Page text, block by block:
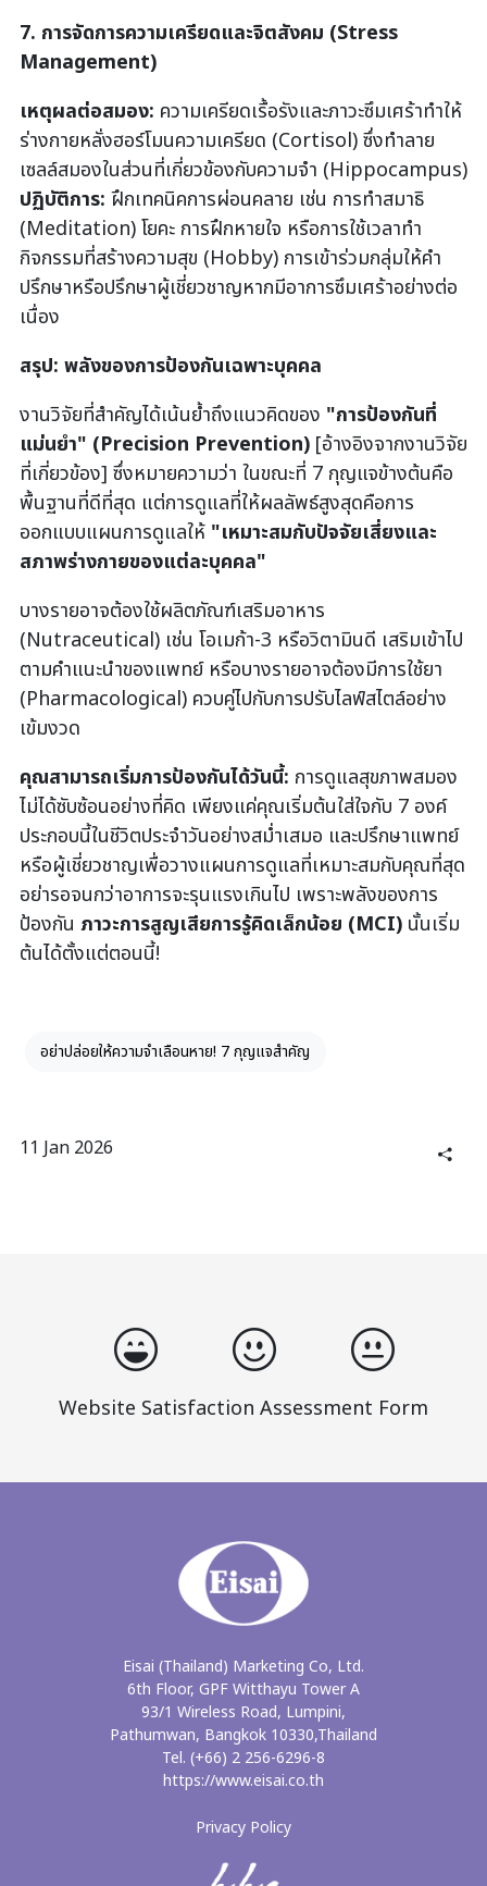
7. การจัดการความเครียดและจิตสังคม (Stress
Management)
เหตุผลต่อสมอง: ความเครียดเรื้อรังและภาวะซึมเศร้าทำให้
ร่างกายหลั่งฮอร์โมนความเครียด (Cortisol) ซึ่งทำลาย
เซลล์สมองในส่วนที่เกี่ยวข้องกับความจำ (Hippocampus)
ปฏิบัติการ: ฝึกเทคนิคการผ่อนคลาย เช่น การทำสมาธิ
(Meditation) โยคะ การฝึกหายใจ หรือการใช้เวลาทำ
กิจกรรมที่สร้างความสุข (Hobby) การเข้าร่วมกลุ่มให้คำ
ปรึกษาหรือปรึกษาผู้เชี่ยวชาญหากมีอาการซึมเศร้าอย่างต่อ
เนื่อง
สรุป: พลังของการป้องกันเฉพาะบุคคล
งานวิจัยที่สำคัญได้เน้นย้ำถึงแนวคิดของ "การป้องกันที่
แม่นยำ" (Precision Prevention) [อ้างอิงจากงานวิจัย
ที่เกี่ยวข้อง] ซึ่งหมายความว่า ในขณะที่ 7 กุญแจข้างต้นคือ
พื้นฐานที่ดีที่สุด แต่การดูแลที่ให้ผลลัพธ์สูงสุดคือการ
ออกแบบแผนการดูแลให้ "เหมาะสมกับปัจจัยเสี่ยงและ
สภาพร่างกายของแต่ละบุคคล"
บางรายอาจต้องใช้ผลิตภัณฑ์เสริมอาหาร
(Nutraceutical) เช่น โอเมก้า-3 หรือวิตามินดี เสริมเข้าไป
ตามคำแนะนำของแพทย์ หรือบางรายอาจต้องมีการใช้ยา
(Pharmacological) ควบคู่ไปกับการปรับไลฟ์สไตล์อย่าง
เข้มงวด
คุณสามารถเริ่มการป้องกันได้วันนี้: การดูแลสุขภาพสมอง
ไม่ได้ซับซ้อนอย่างที่คิด เพียงแค่คุณเริ่มต้นใส่ใจกับ 7 องค์
ประกอบนี้ในชีวิตประจำวันอย่างสม่ำเสมอ และปรึกษาแพทย์
หรือผู้เชี่ยวชาญเพื่อวางแผนการดูแลที่เหมาะสมกับคุณที่สุด
อย่ารอจนกว่าอาการจะรุนแรงเกินไป เพราะพลังของการ
ป้องกัน ภาวะการสูญเสียการรู้คิดเล็กน้อย (MCI) นั้นเริ่ม
ต้นได้ตั้งแต่ตอนนี้!
อย่าปล่อยให้ความจำเลือนหาย! 7 กุญแจสำคัญ
11 Jan 2026
Website Satisfaction Assessment Form
Eisai (Thailand) Marketing Co, Ltd.
6th Floor, GPF Witthayu Tower A
93/1 Wireless Road, Lumpini,
Pathumwan, Bangkok 10330,Thailand
Tel. (+66) 2 256-6296-8
https://www.eisai.co.th
Privacy Policy